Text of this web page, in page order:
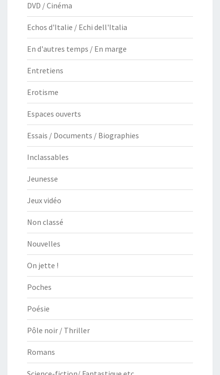
DVD / Cinéma
Echos d'Italie / Echi dell'Italia
En d'autres temps / En marge
Entretiens
Erotisme
Espaces ouverts
Essais / Documents / Biographies
Inclassables
Jeunesse
Jeux vidéo
Non classé
Nouvelles
On jette !
Poches
Poésie
Pôle noir / Thriller
Romans